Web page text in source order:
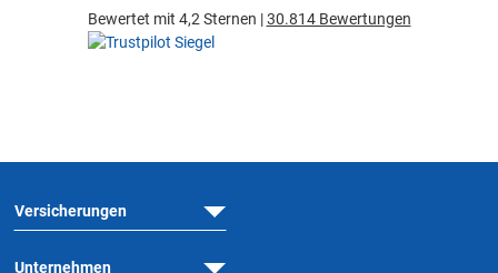
Bewertet mit 4,2 Sternen |30.814 Bewertungen
Versicherungen
Unternehmen